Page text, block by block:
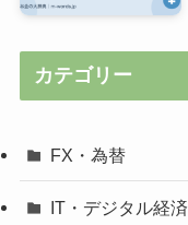
カテゴリー
FX・為替
IT・デジタル経済